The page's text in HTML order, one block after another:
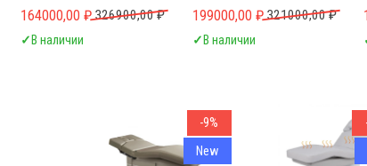
326900,00₽
Первоначальная цена составляла 326900,00 ₽.
164000,00 ₽
Текущая цена: 164000,00 ₽.
✓ В наличии
321000,00₽
Первоначальная цена
199000,00 ₽
Текущая цена: 199000,00 ₽.
✓ В наличии
-9%
New